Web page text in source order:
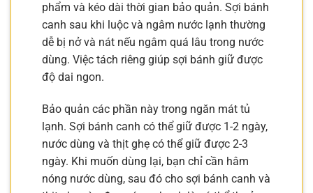
phẩm và kéo dài thời gian bảo quản. Sợi bánh
canh sau khi luộc và ngâm nước lạnh thường
dễ bị nở và nát nếu ngâm quá lâu trong nước
dùng. Việc tách riêng giúp sợi bánh giữ được
độ dai ngon.
Bảo quản các phần này trong ngăn mát tủ
lạnh. Sợi bánh canh có thể giữ được 1-2 ngày,
nước dùng và thịt ghẹ có thể giữ được 2-3
ngày. Khi muốn dùng lại, bạn chỉ cần hâm
nóng nước dùng, sau đó cho sợi bánh canh và